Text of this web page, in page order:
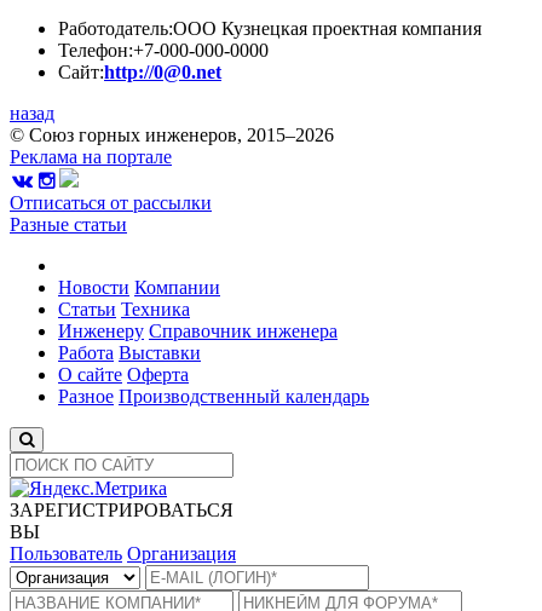
Работодатель:ООО Кузнецкая проектная компания
Телефон:+7-000-000-0000
Сайт:http://0@0.net
назад
© Союз горных инженеров, 2015–2026
Реклама на портале
Отписаться от рассылки
Разные статьи
Новости Компании
Статьи Техника
Инженеру Справочник инженера
Работа Выставки
О сайте Оферта
Разное Производственный календарь
ЗАРЕГИСТРИРОВАТЬСЯ
ВЫ
Пользователь Организация